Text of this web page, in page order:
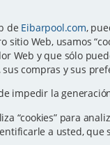
de Eibarpool.com,
sitio Web, usamos
Web y que sólo
compras y sus
impedir la
“cookies” para
a usted, que